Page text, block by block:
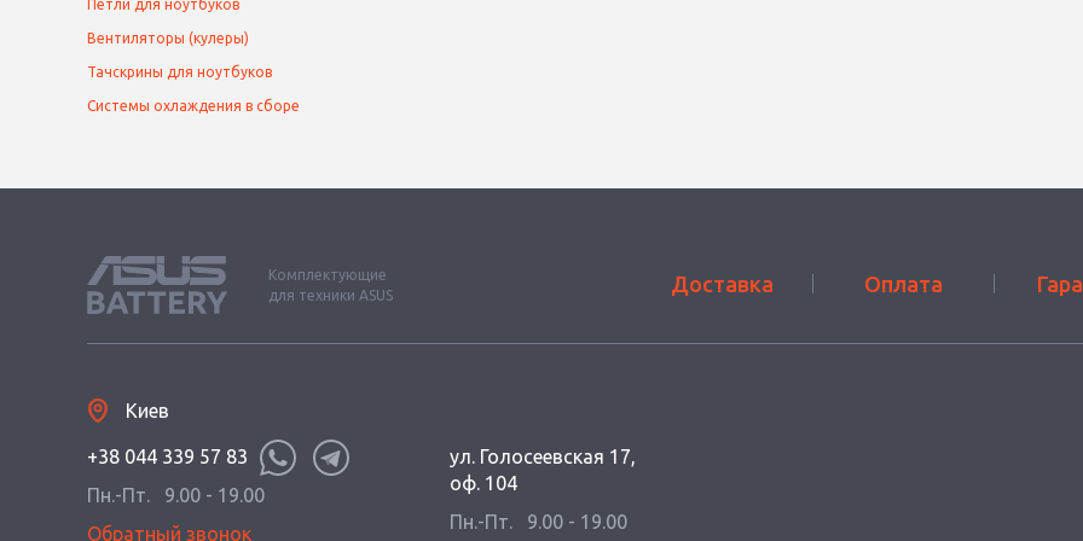
Петли для ноутбуков
Вентиляторы (кулеры)
Тачскрины для ноутбуков
Системы охлаждения в сборе
Комплектующие
для техники ASUS
Доставка Оплата
Киев
+38 044 339 57 83
Пн.-Пт.
9.00 - 19.00
Обратный звонок
ул. Голосеевская 17,
оф. 104
Пн.-Пт.
9.00 - 19.00